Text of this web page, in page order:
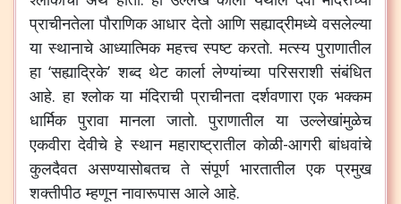
प्राचीनतेला पौराणिक आधार देतो आणि सह्याद्रीमध्ये वसलेल्या
या स्थानाचे आध्यात्मिक महत्त्व स्पष्ट करतो. मत्स्य पुराणातील
हा ‘सह्याद्रिके’ शब्द थेट कार्ला लेण्यांच्या परिसराशी संबंधित
आहे. हा श्लोक या मंदिराची प्राचीनता दर्शवणारा एक भक्कम
धार्मिक पुरावा मानला जातो. पुराणातील या उल्लेखांमुळेच
एकवीरा देवीचे हे स्थान महाराष्ट्रातील कोळी-आगरी बांधवांचे
कुलदैवत असण्यासोबतच ते संपूर्ण भारतातील एक प्रमुख
शक्तीपीठ म्हणून नावारूपास आले आहे.